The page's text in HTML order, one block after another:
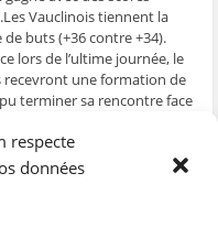
respecte
données
n
ê
t
r
e
)
Vauclinois tiennent la
buts (+36 contre +34).
lors de l’ultime journée, le
recevront une formation de
terminer sa rencontre face